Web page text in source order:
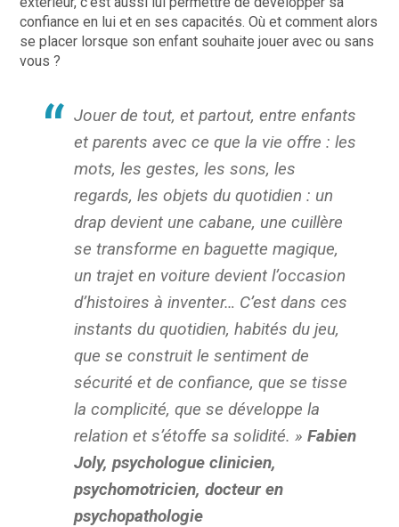
confiance en lui et en ses capacités. Où et comment alors
se placer lorsque son enfant souhaite jouer avec ou sans
vous ?
Jouer de tout, et partout, entre enfants
et parents avec ce que la vie offre : les
mots, les gestes, les sons, les
regards, les objets du quotidien : un
drap devient une cabane, une cuillère
se transforme en baguette magique,
un trajet en voiture devient l’occasion
d’histoires à inventer… C’est dans ces
instants du quotidien, habités du jeu,
que se construit le sentiment de
sécurité et de confiance, que se tisse
la complicité, que se développe la
relation et s’étoffe sa solidité. »Fabien
Joly, psychologue clinicien,
psychomotricien, docteur en
psychopathologie